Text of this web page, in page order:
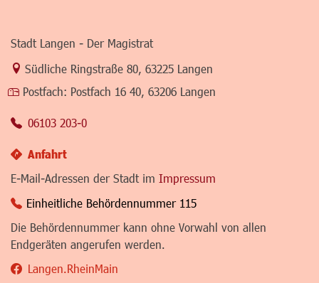
Stadt Langen - Der Magistrat
Link zur Google-Maps Navigation
Südliche Ringstraße 80 63225 Langen
Postfach: Postfach 16 40, 63206 Langen
06103 203-0
Anfahrt
E-Mail-Adressen der Stadt im Impressum
Einheitliche Behördennummer 115
Die Behördennummer kann ohne Vorwahl von allen
Endgeräten angerufen werden.
Langen.RheinMain